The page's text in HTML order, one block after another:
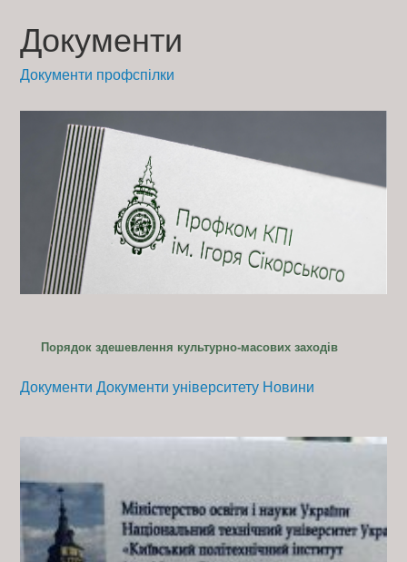
content
Документи
Документи профспілки
Порядок здешевлення культурно-масових заходів
Документи Документи університету Новини